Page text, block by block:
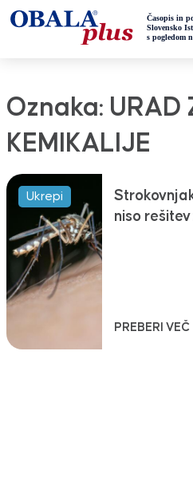
Oznaka: URAD
KEMIKALIJE
Ukrepi
niso
PREBERI VEČ